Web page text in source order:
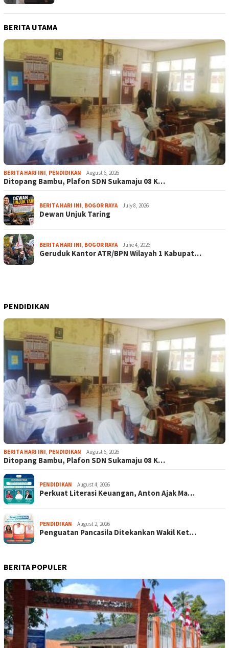
BERITA UTAMA
BERITA HARI INI, PENDIDIKAN August 6, 2026
Ditopang Bambu, Plafon SDN Sukamaju 08 K…
BERITA HARI INI, BOGOR RAYA July 8, 2026
Dewan Unjuk Taring
BERITA HARI INI, BOGOR RAYA June 4, 2026
Geruduk Kantor ATR/BPN Wilayah 1 Kabupat…
PENDIDIKAN
BERITA HARI INI, PENDIDIKAN August 6, 2026
Ditopang Bambu, Plafon SDN Sukamaju 08 K…
PENDIDIKAN August 4, 2026
Perkuat Literasi Keuangan, Anton Ajak Ma…
PENDIDIKAN August 2, 2026
Penguatan Pancasila Ditekankan Wakil Ket…
BERITA POPULER